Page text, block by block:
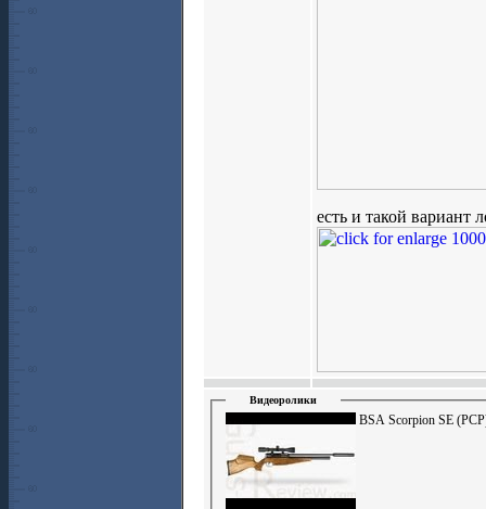
есть и такой вариант
Видеоролики
BSA Scorpion SE